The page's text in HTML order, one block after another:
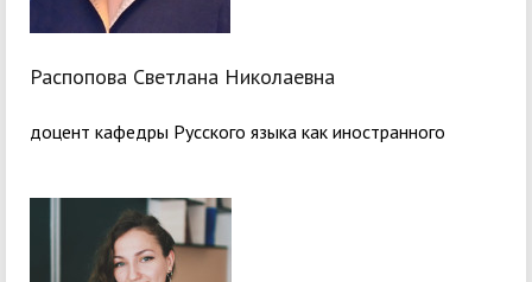
Распопова Светлана Николаевна
доцент кафедры Русского языка как иностранного